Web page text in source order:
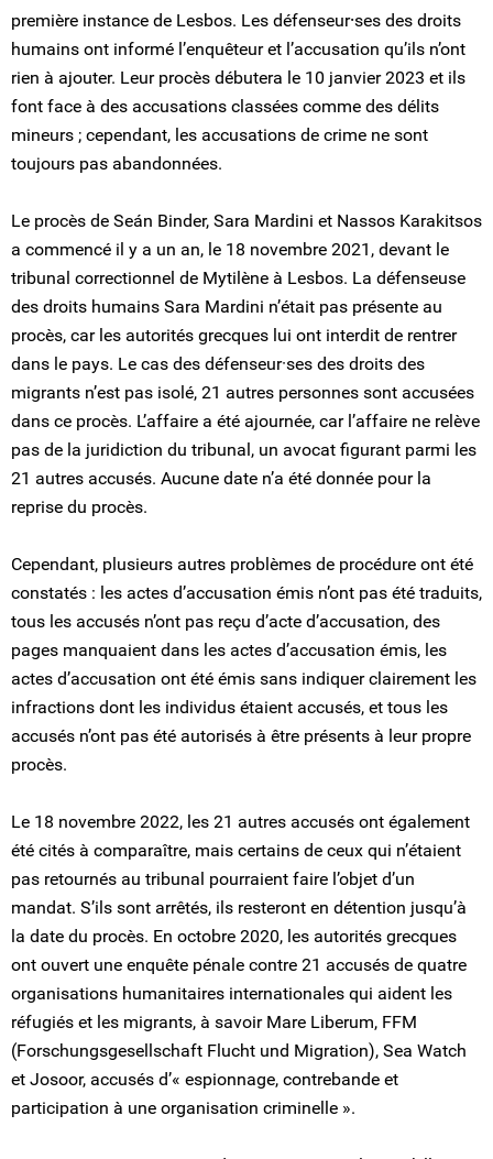
première instance de Lesbos. Les défenseur⸱ses des droits
humains ont informé l’enquêteur et l’accusation qu’ils n’ont
rien à ajouter. Leur procès débutera le 10 janvier 2023 et ils
font face à des accusations classées comme des délits
mineurs ; cependant, les accusations de crime ne sont
toujours pas abandonnées.
Le procès de Seán Binder, Sara Mardini et Nassos Karakitsos
a commencé il y a un an, le 18 novembre 2021, devant le
tribunal correctionnel de Mytilène à Lesbos. La défenseuse
des droits humains Sara Mardini n’était pas présente au
procès, car les autorités grecques lui ont interdit de rentrer
dans le pays. Le cas des défenseur·ses des droits des
migrants n’est pas isolé, 21 autres personnes sont accusées
dans ce procès. L’affaire a été ajournée, car l’affaire ne relève
pas de la juridiction du tribunal, un avocat figurant parmi les
21 autres accusés. Aucune date n’a été donnée pour la
reprise du procès.
Cependant, plusieurs autres problèmes de procédure ont été
constatés : les actes d’accusation émis n’ont pas été traduits,
tous les accusés n’ont pas reçu d’acte d’accusation, des
pages manquaient dans les actes d’accusation émis, les
actes d’accusation ont été émis sans indiquer clairement les
infractions dont les individus étaient accusés, et tous les
accusés n’ont pas été autorisés à être présents à leur propre
procès.
Le 18 novembre 2022, les 21 autres accusés ont également
été cités à comparaître, mais certains de ceux qui n’étaient
pas retournés au tribunal pourraient faire l’objet d’un
mandat. S’ils sont arrêtés, ils resteront en détention jusqu’à
la date du procès. En octobre 2020, les autorités grecques
ont ouvert une enquête pénale contre 21 accusés de quatre
organisations humanitaires internationales qui aident les
réfugiés et les migrants, à savoir Mare Liberum, FFM
(Forschungsgesellschaft Flucht und Migration), Sea Watch
et Josoor, accusés d’« espionnage, contrebande et
participation à une organisation criminelle ».